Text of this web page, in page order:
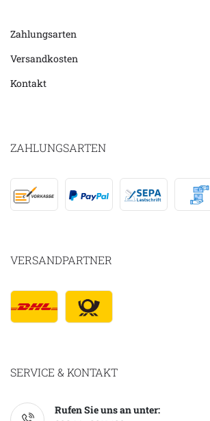
Zahlungsarten
Versandkosten
Kontakt
ZAHLUNGSARTEN
VERSANDPARTNER
SERVICE & KONTAKT
Rufen Sie uns an unter: